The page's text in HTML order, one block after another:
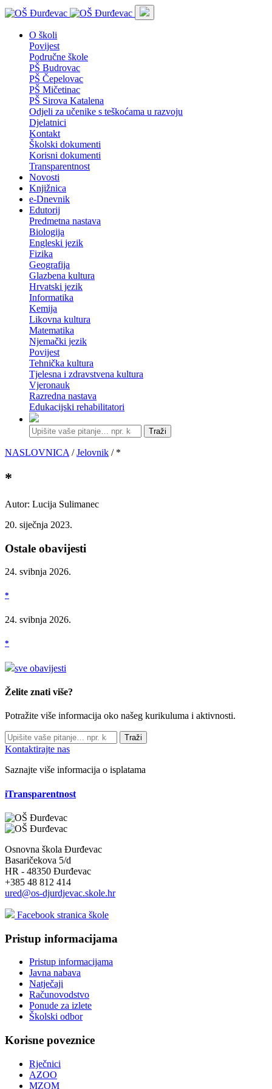
O školi
Povijest
Područne škole
PŠ Budrovac
PŠ Čepelovac
PŠ Mičetinac
PŠ Sirova Katalena
Odjeli za učenike s teškoćama u razvoju
Djelatnici
Kontakt
Školski dokumenti
Korisni dokumenti
Transparentnost
Novosti
Knjižnica
e-Dnevnik
Edutorij
Predmetna nastava
Biologija
Engleski jezik
Fizika
Geografija
Glazbena kultura
Hrvatski jezik
Informatika
Kemija
Likovna kultura
Matematika
Njemački jezik
Povijest
Tehnička kultura
Tjelesna i zdravstvena kultura
Vjeronauk
Razredna nastava
Edukacijski rehabilitatori
Traži
NASLOVNICA /Jelovnik / *
*
Autor: Lucija Sulimanec
20. siječnja 2023.
Ostale obavijesti
24. svibnja 2026.
*
24. svibnja 2026.
*
sve obavijesti
Želite znati više?
Potražite više informacija oko našeg kurikuluma i aktivnosti.
Traži
Kontaktirajte nas
Saznajte više informacija o isplatama
iTransparentnost
Osnovna škola Đurđevac
Basaričekova 5/d
HR - 48350 Đurđevac
+385 48 812 414
ured@os-djurdjevac.skole.hr
Facebook stranica škole
Pristup informacijama
Pristup informacijama
Javna nabava
Natječaji
Računovodstvo
Ponude za izlete
Školski odbor
Korisne poveznice
Rječnici
AZOO
MZOM